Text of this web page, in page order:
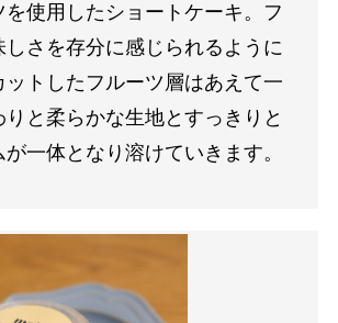
使用したショートケーキ。フ
しさを存分に感じられるように
ットしたフルーツ層はあえて一
と柔らかな生地とすっきりと
が一体となり溶けていきます。